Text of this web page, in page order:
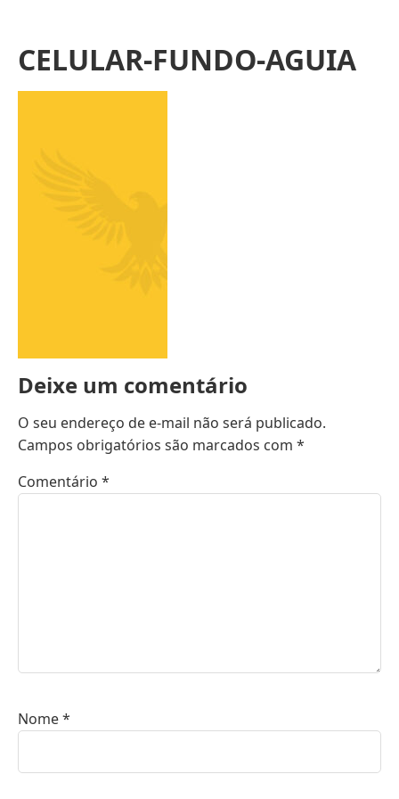
CELULAR-FUNDO-AGUIA
Deixe um comentário
O seu endereço de e-mail não será publicado.
Campos obrigatórios são marcados com *
Comentário *
Nome*